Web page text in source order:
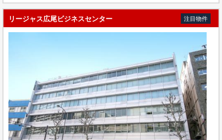
リージャス広尾ビジネスセンター 注目物件